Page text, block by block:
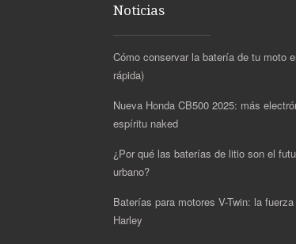
Noticias
Cómo conservar la batería de tu moto
rápida)
Nueva Honda CB500 2025: más
espíritu naked
¿Por qué las baterías de litio son el
urbano?
Baterías para motores V-Twin: la
Harley